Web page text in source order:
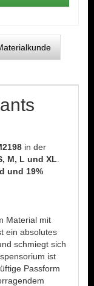
in der
M, L und XL
und 19%
Material mit
ein absolutes
schmiegt sich
ist
Passform